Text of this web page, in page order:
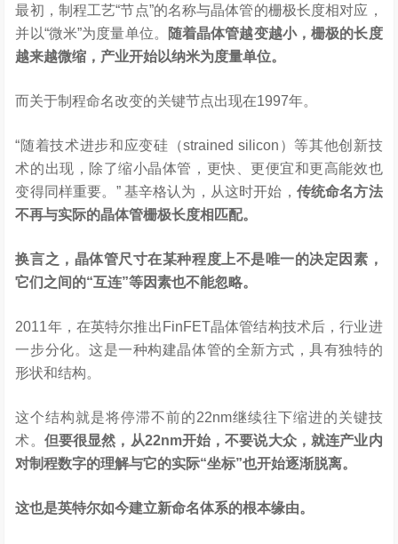
最初，制程工艺“节点”的名称与晶体管的栅极长度相对应，
并以“微米”为度量单位。
随着晶体管越变越小，栅极的长度
越来越微缩，产业开始以纳米为度量单位。
而关于制程命名改变的关键节点出现在1997年。
“随着技术进步和应变硅（strained silicon）等其他创新技
术的出现，除了缩小晶体管，更快、更便宜和更高能效也
变得同样重要。” 基辛格认为，从这时开始， 传统命名方法
不再与实际的晶体管栅极长度相匹配。
换言之，晶体管尺寸在某种程度上不是唯一的决定因素，
它们之间的“互连”等因素也不能忽略。
2011年，在英特尔推出FinFET晶体管结构技术后，行业进
一步分化。这是一种构建晶体管的全新方式，具有独特的
形状和结构。
这个结构就是将停滞不前的22nm继续往下缩进的关键技
术。 但要很显然，从22nm开始，不要说大众，就连产业内
对制程数字的理解与它的实际“坐标”也开始逐渐脱离。
这也是英特尔如今建立新命名体系的根本缘由。